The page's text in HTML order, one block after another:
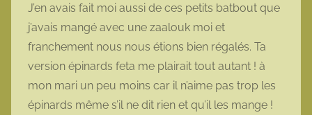
J’en avais fait moi aussi de ces petits batbout que
j’avais mangé avec une zaalouk moi et
franchement nous nous étions bien régalés. Ta
version épinards feta me plairait tout autant ! à
mon mari un peu moins car il n’aime pas trop les
épinards même s’il ne dit rien et qu’il les mange !